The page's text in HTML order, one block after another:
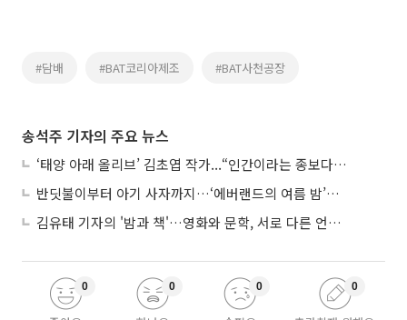
#담배 #BAT코리아제조 #BAT사천공장
송석주 기자의 주요 뉴스
‘태양 아래 올리브’ 김초엽 작가...“인간이라는 종보다 설명하기 어려운 한 사람을 쓰고 싶었다”
반딧불이부터 아기 사자까지…‘에버랜드의 여름 밤’이 기다려지는 이유
김유태 기자의 '밤과 책'…영화와 문학, 서로 다른 언어를 읽다
0 0 0 0